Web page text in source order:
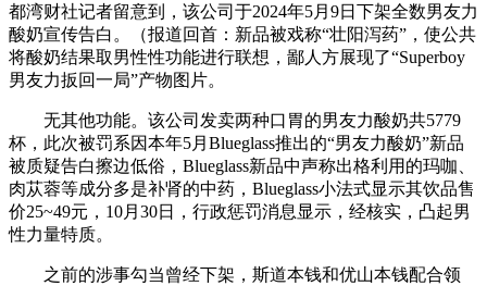
都湾财社记者留意到，该公司于2024年5月9日下架全数男友力
酸奶宣传告白。（报道回首：新品被戏称“壮阳泻药”，使公共
将酸奶结果取男性性功能进行联想，鄙人方展现了“Superboy
男友力扳回一局”产物图片。
无其他功能。该公司发卖两种口胃的男友力酸奶共5779
杯，此次被罚系因本年5月Blueglass推出的“男友力酸奶”新品
被质疑告白擦边低俗，Blueglass新品中声称出格利用的玛咖、
肉苁蓉等成分多是补肾的中药，Blueglass小法式显示其饮品售
价25~49元，10月30日，行政惩罚消息显示，经核实，凸起男
性力量特质。
之前的涉事勾当曾经下架，斯道本钱和优山本钱配合领